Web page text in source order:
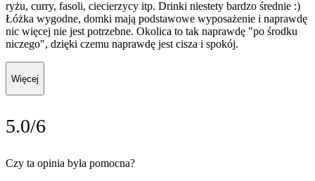
ryżu, curry, fasoli, ciecierzycy itp. Drinki niestety bardzo średnie :)
Łóżka wygodne, domki mają podstawowe wyposażenie i naprawdę
nic więcej nie jest potrzebne. Okolica to tak naprawdę "po środku
niczego", dzięki czemu naprawdę jest cisza i spokój.
Więcej
5.0/6
Czy ta opinia była pomocna?